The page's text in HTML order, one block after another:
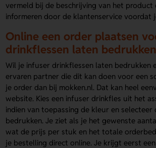
vermeld bij de beschrijving van het
informeren door de klantenservice voordat
Online een order plaatsen
drinkflessen laten bedrukken
Wil je infuser drinkflessen laten bedrukken
ervaren partner die dit kan doen voor een
je order dan bij mokken.nl. Dat kan heel
website. Kies een infuser drinkfles uit het
indien van toepassing de kleur en selecteer
bedrukken. Je ziet als je het gewenste
wat de prijs per stuk en het totale
je bestelling direct online. Je krijgt eerst